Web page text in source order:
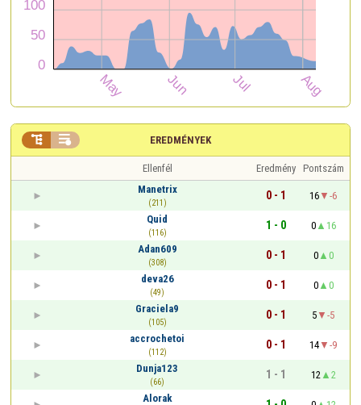
EREDMÉNYEK
 
Ellenfél Eredmény Pontszám
Manetrix
(211)
0 - 1 16
-6
Quid
(116)
1 - 0 0
16
Adan609
(308)
0 - 1 0
0
deva26
(49)
0 - 1 0
0
Graciela9
(105)
0 - 1 5
-5
accrochetoi
(112)
0 - 1 14
-9
Dunja123
(66)
1 - 1 12
2
Alorak